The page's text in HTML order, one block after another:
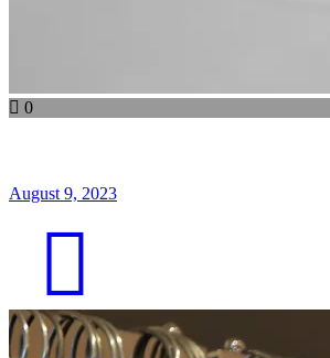
0
August 9, 2023